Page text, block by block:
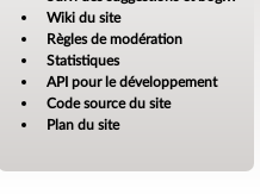
Wiki du site
Règles de modération
Statistiques
API pour le développement
Code source du site
Plan du site